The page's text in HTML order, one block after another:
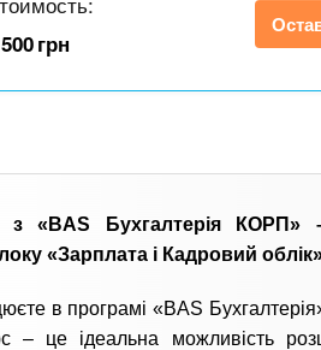
грн
з «BAS Бухгалтерія КОРП»
«Зарплата і Кадровий
в програмі «BAS
– це ідеальна можливість